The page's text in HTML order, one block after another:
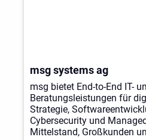
msg systems ag
msg bietet End-to-End IT-
Beratungsleistungen für
Strategie,
Cybersecurity und
Mittelstand, Großkunden